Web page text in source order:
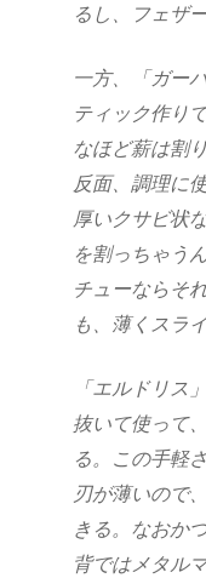
るし、フェザ
一方、「ガー
ティック作り
なほど薪は割
反面、調理に
厚いクサビ状
を割っちゃう
チューならそ
も、薄くスラ
「エルドリス
抜いて使って
る。この手軽
刃が薄いので
きる。なおか
背ではメタル